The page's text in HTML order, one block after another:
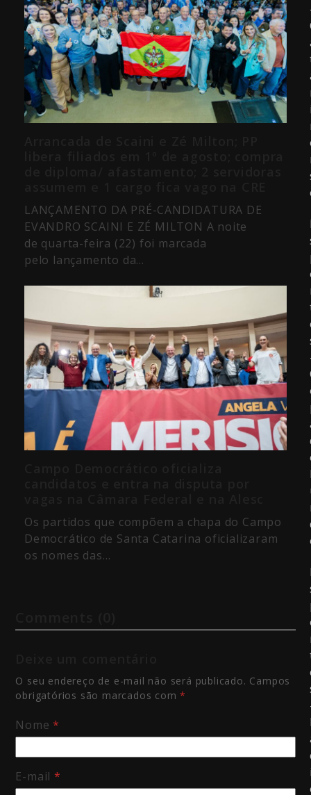
LANÇAMENTO DA PRÉ-CANDIDATURA DE
EVANDRO SCAINI E ZÉ MILTON A noite
de quarta-feira (22) foi marcada
pelo lançamento da…
Os partidos que compõem a chapa do Campo
Democrático de Santa Catarina oficializaram
os nomes das…
O seu endereço de e-mail não será publicado. Campos
obrigatórios são marcados com*
Nome*
E-mail*